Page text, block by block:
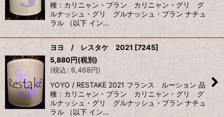
種：カリニャン・ブラン カリニャン・グリ グ
ルナッシュ・グリ グルナッシュ・ブラン ナチュ
ラル （以下 イン…
ヨヨ / レスタケ 2021 [7245]
5,880円(税別)
(税込: 6,468円)
YOYO / RESTAKE 2021 フランス ルーション 品
種：カリニャン・ブラン カリニャン・グリ グ
ルナッシュ・グリ グルナッシュ・ブラン ナチュ
ラル （以下 イン…